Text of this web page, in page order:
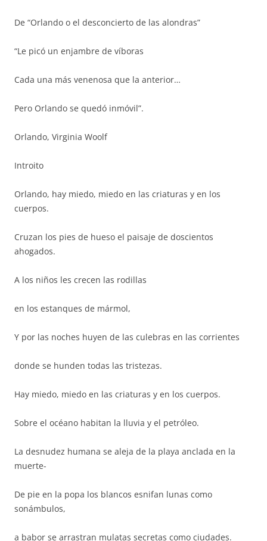
De “Orlando o el desconcierto de las alondras”
“Le picó un enjambre de víboras
Cada una más venenosa que la anterior…
Pero Orlando se quedó inmóvil”.
Orlando, Virginia Woolf
Introito
Orlando, hay miedo, miedo en las criaturas y en los
cuerpos.
Cruzan los pies de hueso el paisaje de doscientos
ahogados.
A los niños les crecen las rodillas
en los estanques de mármol,
Y por las noches huyen de las culebras en las corrientes
donde se hunden todas las tristezas.
Hay miedo, miedo en las criaturas y en los cuerpos.
Sobre el océano habitan la lluvia y el petróleo.
La desnudez humana se aleja de la playa anclada en la
muerte-
De pie en la popa los blancos esnifan lunas como
sonámbulos,
a babor se arrastran mulatas secretas como ciudades.